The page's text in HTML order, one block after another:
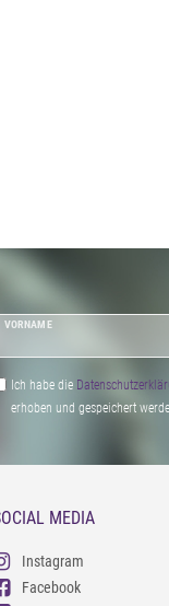
VORNAME
Ich habe die
erhoben und gespeichert
MEDIA
Instagram
Facebook